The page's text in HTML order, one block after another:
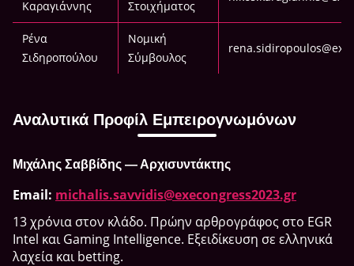
Καραγιάννης
Στοιχήματος
Ρένα
Σιδηροπούλου
Νομική
Σύμβουλος
Αναλυτικά Προφίλ Εμπειρογνωμόνων
Μιχάλης Σαββίδης — Αρχισυντάκτης
Email: michalis.savvidis@execongress2023.gr
13 χρόνια στον κλάδο. Πρώην αρθρογράφος στο EGR
Intel και Gaming Intelligence. Εξειδίκευση σε ελληνικά
λαχεία και betting.